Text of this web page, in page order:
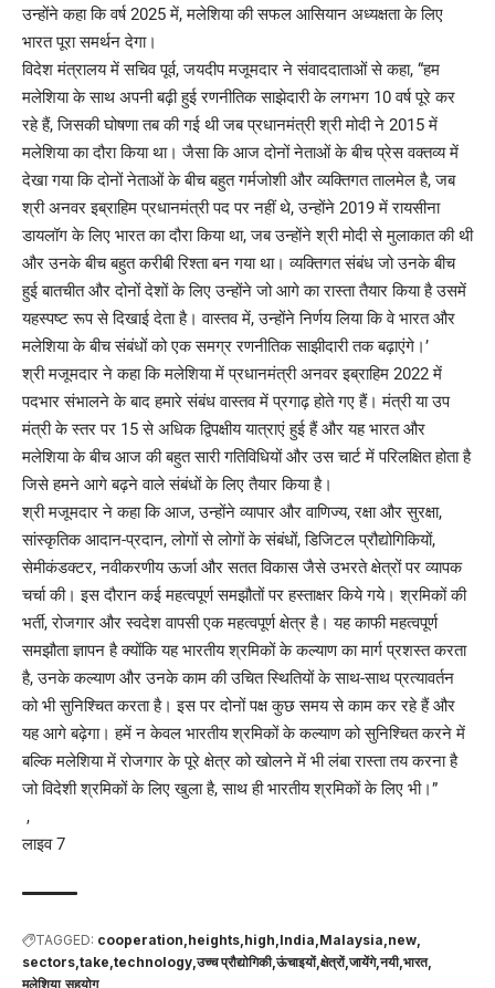
उन्होंने कहा कि वर्ष 2025 में, मलेशिया की सफल आसियान अध्यक्षता के लिए
भारत पूरा समर्थन देगा।
विदेश मंत्रालय में सचिव पूर्व, जयदीप मजूमदार ने संवाददाताओं से कहा, “हम
मलेशिया के साथ अपनी बढ़ी हुई रणनीतिक साझेदारी के लगभग 10 वर्ष पूरे कर
रहे हैं, जिसकी घोषणा तब की गई थी जब प्रधानमंत्री श्री मोदी ने 2015 में
मलेशिया का दौरा किया था। जैसा कि आज दोनों नेताओं के बीच प्रेस वक्तव्य में
देखा गया कि दोनों नेताओं के बीच बहुत गर्मजोशी और व्यक्तिगत तालमेल है, जब
श्री अनवर इब्राहिम प्रधानमंत्री पद पर नहीं थे, उन्होंने 2019 में रायसीना
डायलॉग के लिए भारत का दौरा किया था, जब उन्होंने श्री मोदी से मुलाकात की थी
और उनके बीच बहुत करीबी रिश्ता बन गया था। व्यक्तिगत संबंध जो उनके बीच
हुई बातचीत और दोनों देशों के लिए उन्होंने जो आगे का रास्ता तैयार किया है उसमें
यहस्पष्ट रूप से दिखाई देता है। वास्तव में, उन्होंने निर्णय लिया कि वे भारत और
मलेशिया के बीच संबंधों को एक समग्र रणनीतिक साझीदारी तक बढ़ाएंगे।’
श्री मजूमदार ने कहा कि मलेशिया में प्रधानमंत्री अनवर इब्राहिम 2022 में
पदभार संभालने के बाद हमारे संबंध वास्तव में प्रगाढ़ होते गए हैं। मंत्री या उप
मंत्री के स्तर पर 15 से अधिक द्विपक्षीय यात्राएं हुई हैं और यह भारत और
मलेशिया के बीच आज की बहुत सारी गतिविधियों और उस चार्ट में परिलक्षित होता है
जिसे हमने आगे बढ़ने वाले संबंधों के लिए तैयार किया है।
श्री मजूमदार ने कहा कि आज, उन्होंने व्यापार और वाणिज्य, रक्षा और सुरक्षा,
सांस्कृतिक आदान-प्रदान, लोगों से लोगों के संबंधों, डिजिटल प्रौद्योगिकियों,
सेमीकंडक्टर, नवीकरणीय ऊर्जा और सतत विकास जैसे उभरते क्षेत्रों पर व्यापक
चर्चा की। इस दौरान कई महत्वपूर्ण समझौतों पर हस्ताक्षर किये गये। श्रमिकों की
भर्ती, रोजगार और स्वदेश वापसी एक महत्वपूर्ण क्षेत्र है। यह काफी महत्वपूर्ण
समझौता ज्ञापन है क्योंकि यह भारतीय श्रमिकों के कल्याण का मार्ग प्रशस्त करता
है, उनके कल्याण और उनके काम की उचित स्थितियों के साथ-साथ प्रत्यावर्तन
को भी सुनिश्चित करता है। इस पर दोनों पक्ष कुछ समय से काम कर रहे हैं और
यह आगे बढ़ेगा। हमें न केवल भारतीय श्रमिकों के कल्याण को सुनिश्चित करने में
बल्कि मलेशिया में रोजगार के पूरे क्षेत्र को खोलने में भी लंबा रास्ता तय करना है
जो विदेशी श्रमिकों के लिए खुला है, साथ ही भारतीय श्रमिकों के लिए भी।”
,
लाइव 7
TAGGED: cooperation heights high India Malaysia new
sectors take technology उच्च प्रौद्योगिकी ऊंचाइयों क्षेत्रों जायेंगे नयी भारत
मलेशिया सहयोग